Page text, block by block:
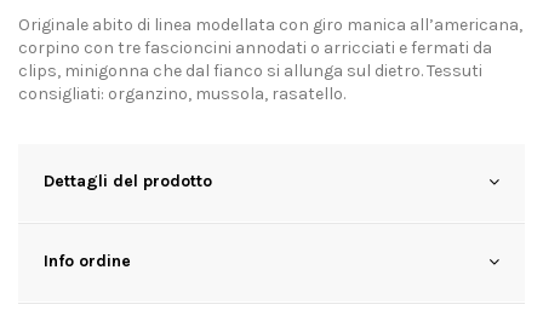
Originale abito di linea modellata con giro manica all’americana,
corpino con tre fascioncini annodati o arricciati e fermati da
clips, minigonna che dal fianco si allunga sul dietro. Tessuti
consigliati: organzino, mussola, rasatello.
Dettagli del prodotto
Info ordine